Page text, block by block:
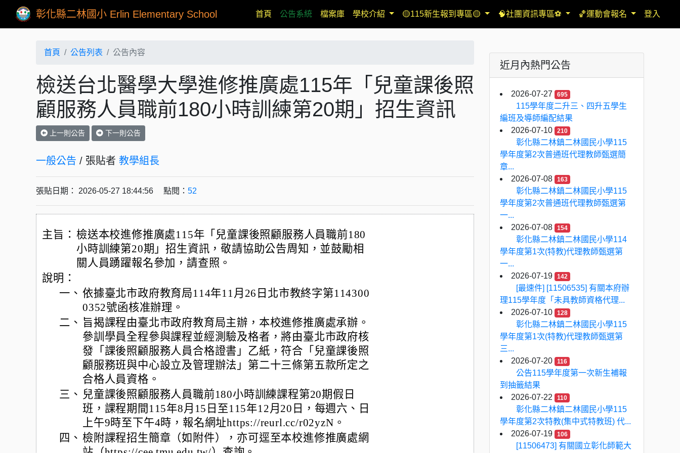
彰化縣二林國小 Erlin Elementary School 首頁 (current)
公告系統 檔案庫 學校介紹 🟡115新生報到專區🟡 🧠社團資訊專區⚽ 🏀運動會報名 登入
首頁 公告列表 公告內容
檢送台北醫學大學進修推廣處115年「兒童課後照
顧服務人員職前180小時訓練第20期」招生資訊
上一則公告 下一則公告
一般公告 / 張貼者 教學組長
張貼日期： 2026-05-27 18:44:56 點閱： 52
主旨： 檢送本校進修推廣處115年「兒童課後照顧服務人員職前180
小時訓練第20期」招生資訊，敬請協助公告周知，並鼓勵相
關人員踴躍報名參加，請查照。
說明：
一、 依據臺北市政府教育局114年11月26日北市教終字第114300
0352號函核准辦理。
二、 旨揭課程由臺北市政府教育局主辦，本校進修推廣處承辦。
參訓學員全程參與課程並經測驗及格者，將由臺北市政府核
發「課後照顧服務人員合格證書」乙紙，符合「兒童課後照
顧服務班與中心設立及管理辦法」第二十三條第五款所定之
合格人員資格。
三、 兒童課後照顧服務人員職前180小時訓練課程第20期假日
班，課程期間115年8月15日至115年12月20日，每週六、日
上午9時至下午4時，報名網址https://reurl.cc/r02yzN。
四、 檢附課程招生簡章（如附件），亦可逕至本校進修推廣處網
近月內熱門公告
2026-07-27 695
115學年度二升三、四升五學生
編班及導師編配結果
2026-07-10
210
彰化縣二林鎮二林國民小學115
學年度第2次普通班代理教師甄選簡
章...
2026-07-08
163
彰化縣二林鎮二林國民小學115
學年度第2次普通班代理教師甄選第
一...
2026-07-08
154
彰化縣二林鎮二林國民小學114
學年度第1次(特教)代理教師甄選第
一...
2026-07-19
142
[最速件] [11506535] 有關本府辦
理115學年度「未具教師資格代理...
2026-07-10
128
彰化縣二林鎮二林國民小學115
學年度第1次(特教)代理教師甄選第
三...
2026-07-20
116
公告115學年度第一次新生補報
到抽籤結果
2026-07-22
110
彰化縣二林鎮二林國民小學115
學年度第2次特教(集中式特教班) 代...
2026-07-19
106
[11506473] 有關國立彰化師範大